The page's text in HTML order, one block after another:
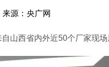
来源： 央广网
西省内外近50个厂家现场